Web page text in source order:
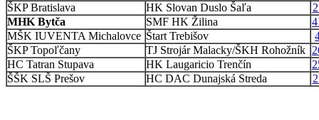
ŠKP Bratislava
HK Slovan Duslo Šaľa
MHK Bytča
SMF HK Žilina
MŠK IUVENTA Michalovce Štart Trebišov
ŠKP Topoľčany
TJ Strojár Malacky/ŠKH Rohožník
HC Tatran Stupava
HK Laugaricio Trenčín
ŠŠK SLŠ Prešov
HC DAC Dunajská Streda